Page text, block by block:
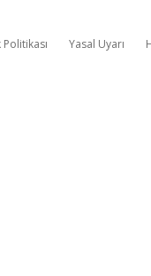
Yasal Uyarı